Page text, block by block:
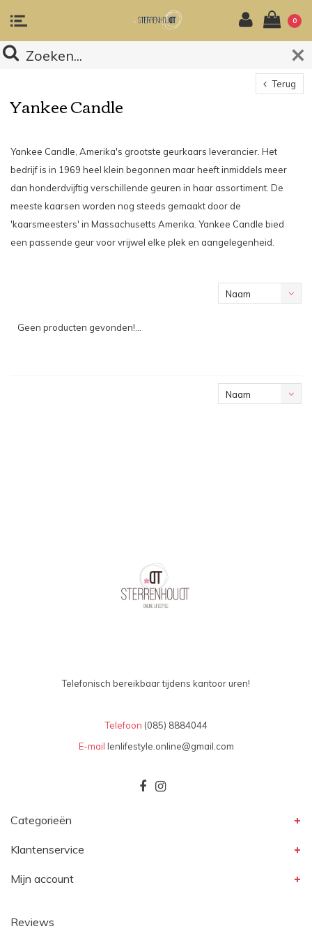
0
Terug
Yankee Candle
Yankee Candle, Amerika's grootste geurkaars leverancier. Het
bedrijf is in 1969 heel klein begonnen maar heeft inmiddels meer
dan honderdvijftig verschillende geuren in haar assortiment. De
meeste kaarsen worden nog steeds gemaakt door de
'kaarsmeesters' in Massachusetts Amerika. Yankee Candle bied
een passende geur voor vrijwel elke plek en aangelegenheid.
Naam
Geen producten gevonden!...
Naam
Telefonisch bereikbaar tijdens kantoor uren!
Telefoon (085) 8884044
E-mail lenlifestyle.online@gmail.com
Categorieën
Klantenservice
Mijn account
Reviews